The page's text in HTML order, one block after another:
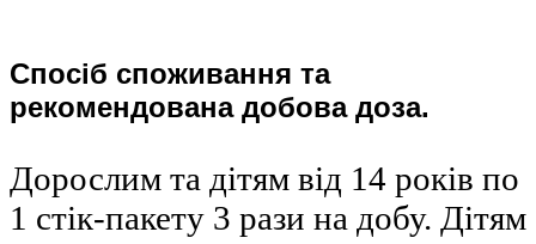
Спосіб споживання та
рекомендована добова доза.
Дорослим та дітям від 14 років по
1 стік-пакету 3 рази на добу. Дітям